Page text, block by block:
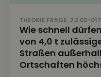
THEORIE FRAGE: 2.2.03-017
Wie schnell
von 4,0 t
Straßen
Ortschaften